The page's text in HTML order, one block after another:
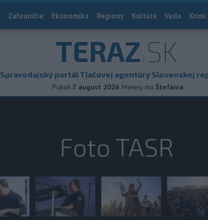
Zahraničie Ekonomika Regióny Kultúra Veda Krimi
TERAZ.SK
Spravodajský portál Tlačovej agentúry Slovenskej
Piatok 7. august 2026 Meniny má Štefánia
Foto TASR